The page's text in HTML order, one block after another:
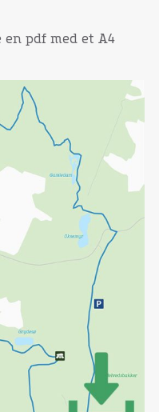
pdf med et A4